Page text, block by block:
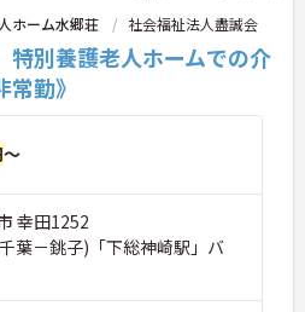
ホーム水郷荘 社会福祉法人盡誠会
特別養護老人ホームでの介
勤》
～
幸田1252
葉－銚子)「下総神崎駅」バ